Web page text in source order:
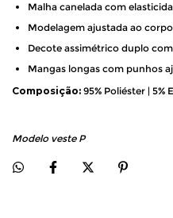
Malha canelada com
Modelagem ajustada ao corpo
Decote assimétrico duplo
Mangas longas com punhos
Composição: 95% Poliéster | 5%
Modelo veste P